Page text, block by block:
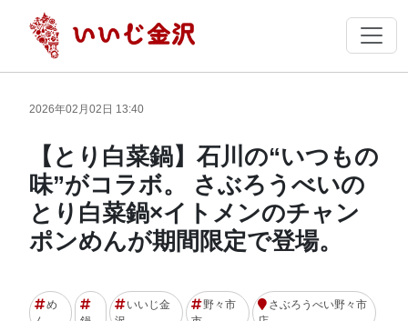
2026年02月02日 13:40
【とり白菜鍋】石川の“いつもの
味”がコラボ。 さぶろうべいの
とり白菜鍋×イトメンのチャン
ポンめんが期間限定で登場。
め
いいじ金
野々市
さぶろうべい野々市